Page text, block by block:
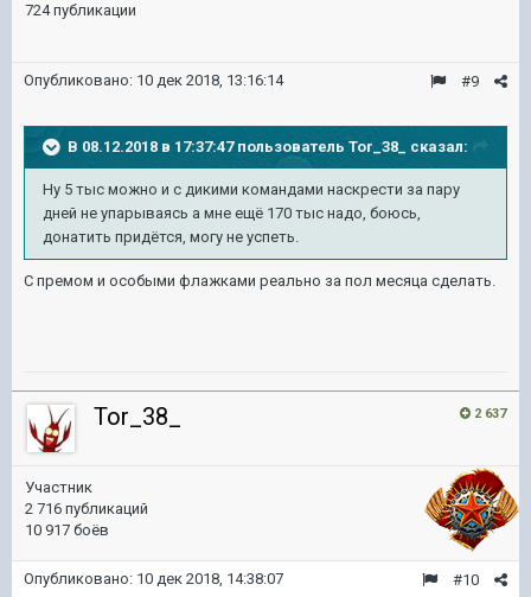
724 публикации
#9
Опубликовано: 10 дек 2018, 13:16:14
В 08.12.2018 в 17:37:47 пользователь Tor_38_ сказал:
Ну 5 тыс можно и с дикими командами наскрести за пару
дней не упарываясь а мне ещё 170 тыс надо, боюсь,
донатить придётся, могу не успеть.
С премом и особыми флажками реально за пол месяца сделать.
2 637
Tor_38_
Участник
2 716 публикаций
10 917 боёв
#10
Опубликовано: 10 дек 2018, 14:38:07